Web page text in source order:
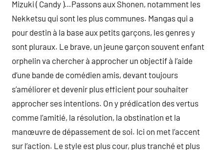
Mizuki ( Candy )…Passons aux Shonen, notamment les
Nekketsu qui sont les plus communes. Mangas qui a
pour destin à la base aux petits garçons, les genres y
sont pluraux. Le brave, un jeune garçon souvent enfant
orphelin va chercher à approcher un objectif à l’aide
d’une bande de comédien amis, devant toujours
s’améliorer et devenir plus efficient pour souhaiter
approcher ses intentions. On y prédication des vertus
comme l’amitié, la résolution, la obstination et la
manœuvre de dépassement de soi. Ici on met l’accent
sur l’action. Le style est plus cour, plus tranché et plus